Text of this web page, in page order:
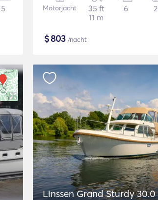
5 Motorjacht
35 ft
11 m
6 2
$803 /nacht
Linssen Grand Sturdy 30.0